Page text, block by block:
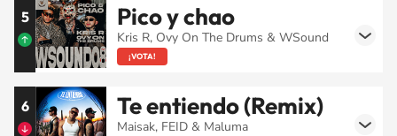
5 Pico y chao
Kris R, Ovy On The Drums & WSound
¡VOTA!
6 Te entiendo (Remix)
Maisak, FEID & Maluma